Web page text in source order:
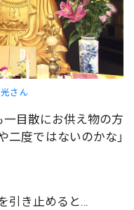
さん
目散にお供え物の方
二度ではないのかな」
引き止めると…